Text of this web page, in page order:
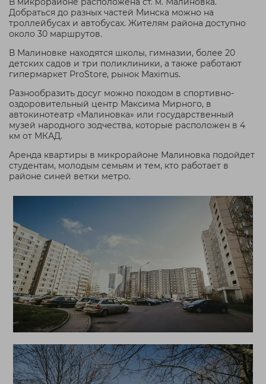
Добраться до разных частей Минска можно на
троллейбусах и автобусах. Жителям района доступно
около 30 маршрутов.
В Малиновке находятся школы, гимназии, более 20
детских садов и три поликлиники, а также работают
гипермаркет ProStore, рынок Maximus.
Разнообразить досуг можно походом в спортивно-
оздоровительный центр Максима Мирного, в
автокинотеатр «Малиновка» или государственный
музей народного зодчества, которые расположен в 4
км от МКАД.
Аренда квартиры в микрорайоне Малиновка подойдет
студентам, молодым семьям и тем, кто работает в
районе синей ветки метро.